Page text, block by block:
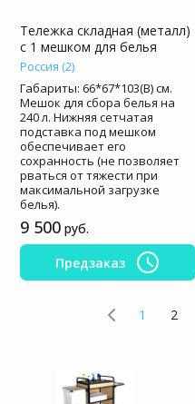
Тележка складная (металл)
с 1 мешком для белья
Россия (2)
Габариты: 66*67*103(В) см.
Мешок для сбора белья на
240 л. Нижняя сетчатая
подставка под мешком
обеспечивает его
сохранность (не позволяет
рваться от тяжести при
максимальной загрузке
белья).
9 500 руб.
Предзаказ
1 2